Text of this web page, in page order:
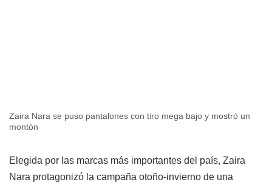
Zaira Nara se puso pantalones con tiro mega bajo y mostró un
montón
Elegida por las marcas más importantes del país, Zaira
Nara protagonizó la campaña otoño-invierno de una